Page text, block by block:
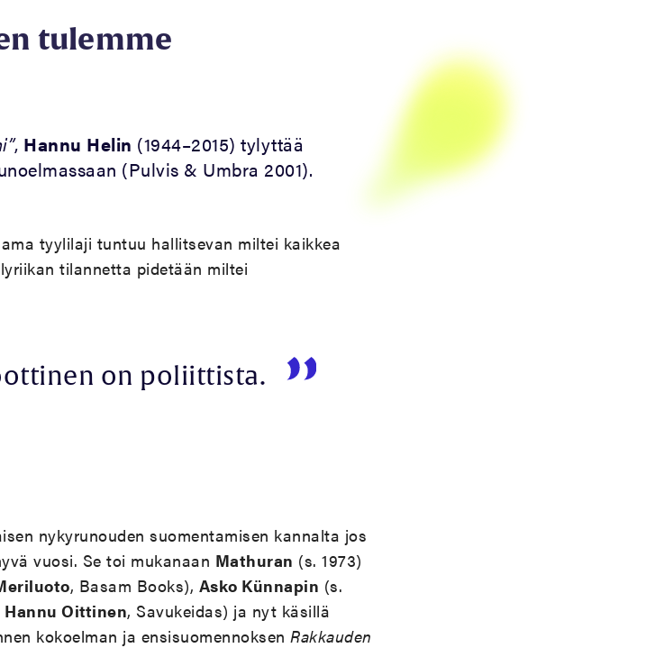
tulemme
, Hannu Helin (1944–2015) tylyttää
(Pulvis & Umbra 2001).
tyylilaji tuntuu hallitsevan miltei kaikkea
tilannetta pidetään miltei
on poliittista.
nykyrunouden suomentamisen kannalta jos
vuosi. Se toi mukanaan Mathuran (s. 1973)
, Basam Books), Asko Künnapin (s.
Hannu Oittinen, Savukeidas) ja nyt käsillä
kokoelman ja ensisuomennoksen Rakkauden